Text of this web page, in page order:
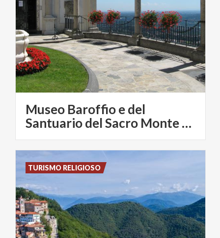
Museo Baroffio e del
Santuario del Sacro Monte sopra Varese
TURISMO RELIGIOSO